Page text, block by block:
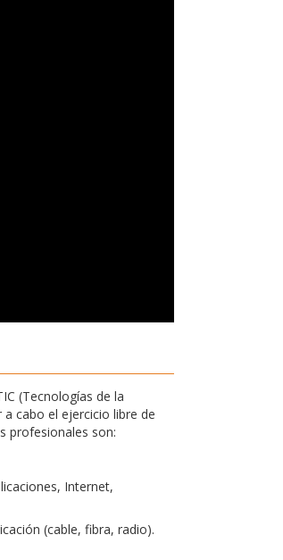
(Tecnologías de la
cabo el ejercicio libre de
profesionales son:
Internet,
(cable, fibra, radio).